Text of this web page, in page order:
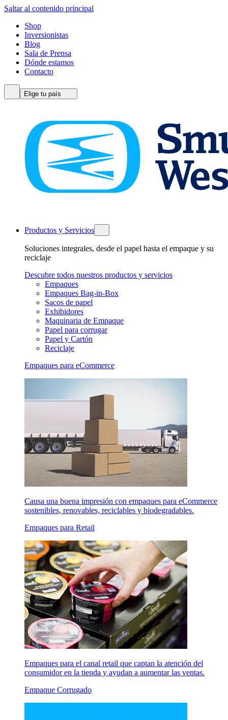
Saltar al contenido principal
Shop
Inversionistas
Blog
Sala de Prensa
Dónde estamos
Contacto
Elige tu país
Productos y Servicios
Soluciones integrales, desde el papel hasta el empaque y su
reciclaje
Descubre todos nuestros productos y servicios
Empaques
Empaques Bag-in-Box
Sacos de papel
Exhibidores
Maquinaria de Empaque
Papel para corrugar
Papel y Cartón
Reciclaje
Empaques para eCommerce
Causa una buena impresión con empaques para eCommerce
sostenibles, renovables, reciclables y biodegradables.
Empaques para Retail
Empaques para el canal retail que captan la atención del
consumidor en la tienda y ayudan a aumentar las ventas.
Empaque Corrugado